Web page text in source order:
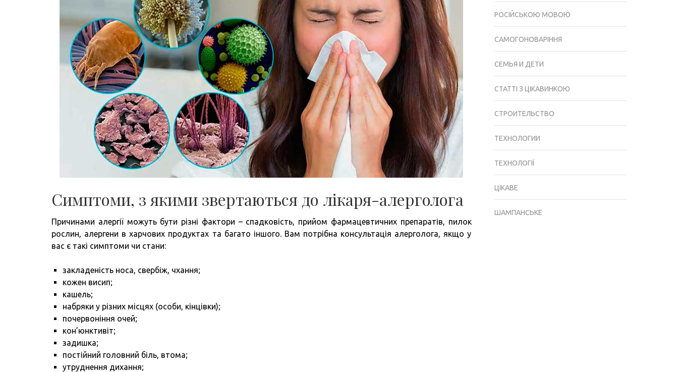
Симптоми, з якими звертаються до лікаря-алерголога
Причинами алергії можуть бути різні фактори – спадковість, прийом фармацевтичних препаратів, пилок
рослин, алергени в харчових продуктах та багато іншого. Вам потрібна консультація алерголога, якщо у
вас є такі симптоми чи стани:
закладеність носа, свербіж, чхання;
кожен висип;
кашель;
набряки у різних місцях (особи, кінцівки);
почервоніння очей;
кон’юнктивіт;
задишка;
постійний головний біль, втома;
утруднення дихання;
РОСІЙСЬКОЮ МОВОЮ
САМОГОНОВАРІННЯ
СЕМЬЯ И ДЕТИ
СТАТТІ З ЦІКАВИНКОЮ
СТРОИТЕЛЬСТВО
ТЕХНОЛОГИИ
ТЕХНОЛОГІЇ
ЦІКАВЕ
ШАМПАНСЬКЕ